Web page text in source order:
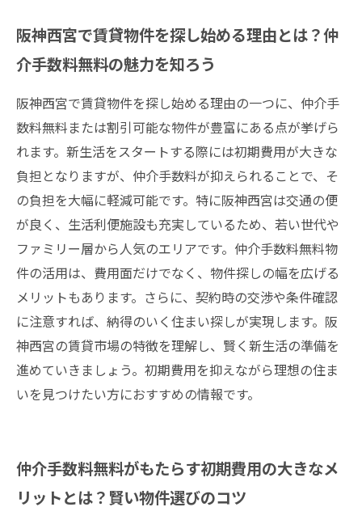
いを手に入れるまでのストーリー
阪神西宮で賃貸物件を探し始める理由とは？仲
介手数料無料の魅力を知ろう
阪神西宮で賃貸物件を探し始める理由の一つに、仲介手
数料無料または割引可能な物件が豊富にある点が挙げら
れます。新生活をスタートする際には初期費用が大きな
負担となりますが、仲介手数料が抑えられることで、そ
の負担を大幅に軽減可能です。特に阪神西宮は交通の便
が良く、生活利便施設も充実しているため、若い世代や
ファミリー層から人気のエリアです。仲介手数料無料物
件の活用は、費用面だけでなく、物件探しの幅を広げる
メリットもあります。さらに、契約時の交渉や条件確認
に注意すれば、納得のいく住まい探しが実現します。阪
神西宮の賃貸市場の特徴を理解し、賢く新生活の準備を
進めていきましょう。初期費用を抑えながら理想の住ま
いを見つけたい方におすすめの情報です。
仲介手数料無料がもたらす初期費用の大きなメ
リットとは？賢い物件選びのコツ